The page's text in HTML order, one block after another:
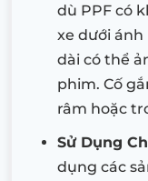
dù PPF có
xe dưới
dài có thể
phim. Cố
râm hoặc
Sử Dụng
dụng các